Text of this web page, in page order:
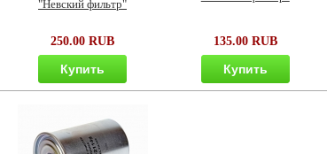
"Невский фильтр"
250.00 RUB
Купить
135.00 RUB
Купить